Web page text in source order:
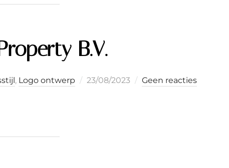
B.V.
, Logo ontwerp
Geplaatst
23/08/2023 Geen reacties